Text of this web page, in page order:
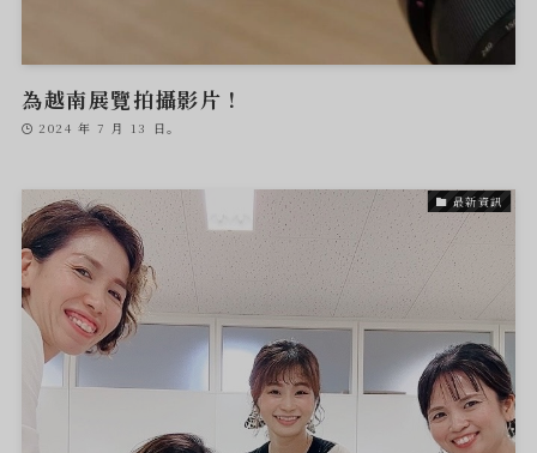
為越南展覽拍攝影片！
2024 年 7 月 13 日。
最新資訊